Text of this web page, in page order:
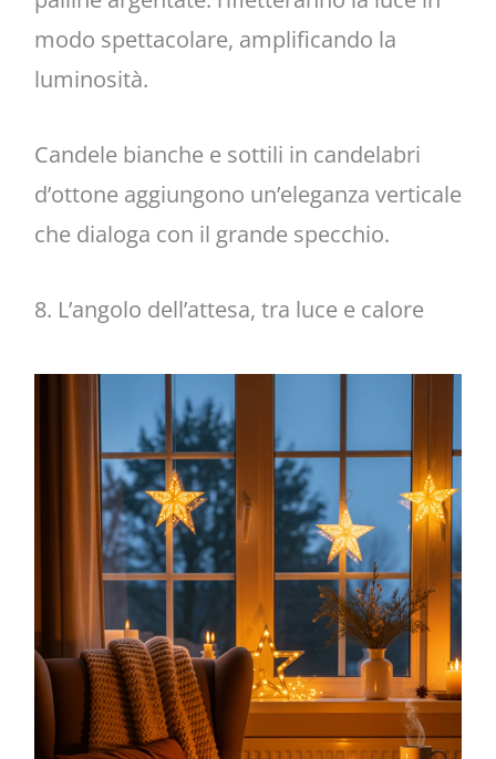
modo spettacolare, amplificando la
luminosità.
Candele bianche e sottili in candelabri
d’ottone aggiungono un’eleganza verticale
che dialoga con il grande specchio.
8. L’angolo dell’attesa, tra luce e calore